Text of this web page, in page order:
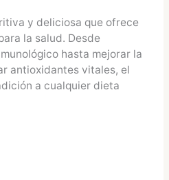
y deliciosa que ofrece
la salud. Desde
hasta mejorar la
antioxidantes vitales, el
a cualquier dieta